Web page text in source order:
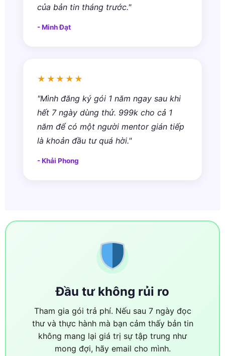
của bản tin tháng trước."
- Minh Đạt
★★★★★
"Mình đăng ký gói 1 năm ngay sau khi
hết 7 ngày dùng thử. 999k cho cả 1
năm để có một người mentor gián tiếp
là khoản đầu tư quá hời."
- Khải Phong
Đầu tư không rủi ro
Tham gia gói trả phí. Nếu sau 7 ngày đọc
thư và thực hành mà bạn cảm thấy bản tin
không mang lại giá trị sự tập trung như
mong đợi, hãy email cho mình.